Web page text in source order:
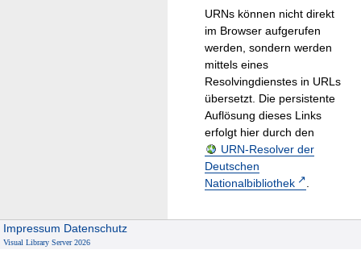
URNs können nicht direkt
im Browser aufgerufen
werden, sondern werden
mittels eines
Resolvingdienstes in URLs
übersetzt. Die persistente
Auflösung dieses Links
erfolgt hier durch den
URN-Resolver der
Deutschen
Nationalbibliothek
.
Impressum Datenschutz
Visual Library Server 2026